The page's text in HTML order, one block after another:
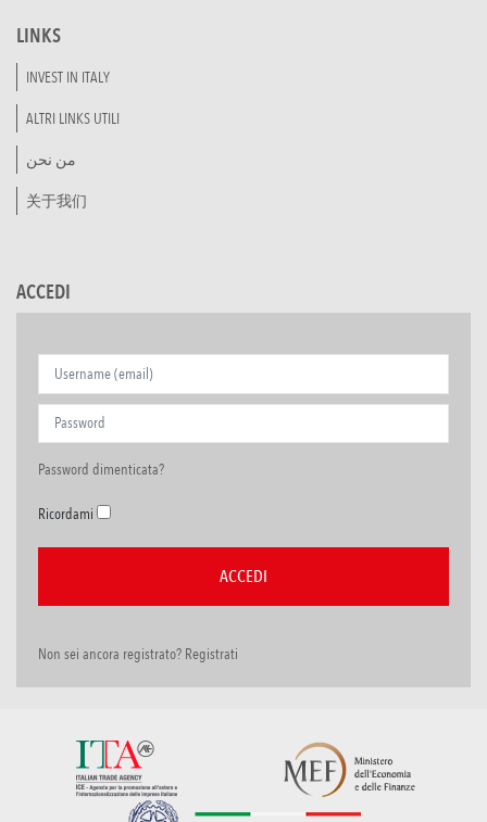
LINKS
INVEST IN ITALY
ALTRI LINKS UTILI
من نحن
关于我们
ACCEDI
Password dimenticata?
Ricordami
Non sei ancora registrato? Registrati